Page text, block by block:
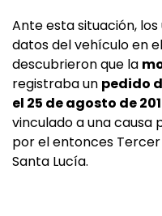
Ante esta situación,
datos del vehículo en
descubrieron que la
registraba un pedido
el 25 de agosto de
vinculado a una
por el entonces
Santa Lucía.